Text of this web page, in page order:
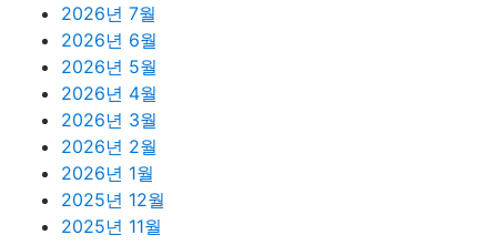
2026년 7월
2026년 6월
2026년 5월
2026년 4월
2026년 3월
2026년 2월
2026년 1월
2025년 12월
2025년 11월